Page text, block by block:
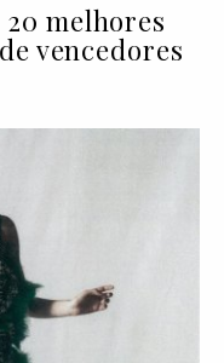
20 melhores
vencedores